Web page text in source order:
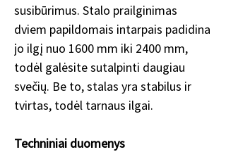
susibūrimus. Stalo prailginimas
dviem papildomais intarpais padidina
jo ilgį nuo 1600 mm iki 2400 mm,
todėl galėsite sutalpinti daugiau
svečių. Be to, stalas yra stabilus ir
tvirtas, todėl tarnaus ilgai.
Techniniai duomenys